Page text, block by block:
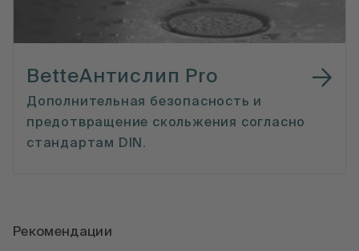
BetteАнтислип Pro
Дополнительная безопасность и
предотвращение скольжения согласно
стандартам DIN.
Рекомендации